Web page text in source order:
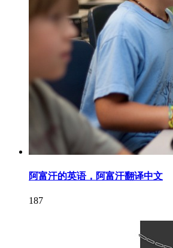
阿富汗的英语，阿富汗翻译中文
187